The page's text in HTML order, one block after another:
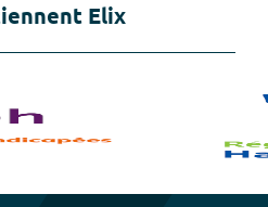
Elix